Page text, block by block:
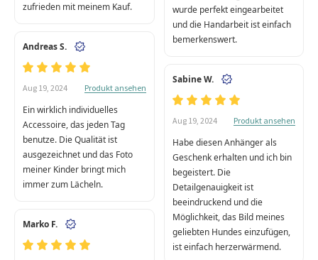
zufrieden mit meinem Kauf.
wurde perfekt eingearbeitet
und die Handarbeit ist einfach
bemerkenswert.
Andreas S.
Aug 19, 2024 Produkt ansehen
Ein wirklich individuelles
Accessoire, das jeden Tag
benutze. Die Qualität ist
ausgezeichnet und das Foto
meiner Kinder bringt mich
immer zum Lächeln.
Sabine W.
Aug 19, 2024 Produkt ansehen
Habe diesen Anhänger als
Geschenk erhalten und ich bin
begeistert. Die
Detailgenauigkeit ist
beeindruckend und die
Möglichkeit, das Bild meines
geliebten Hundes einzufügen,
ist einfach herzerwärmend.
Marko F.